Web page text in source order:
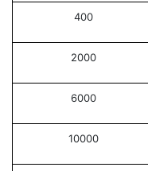
400
2000
6000
10000